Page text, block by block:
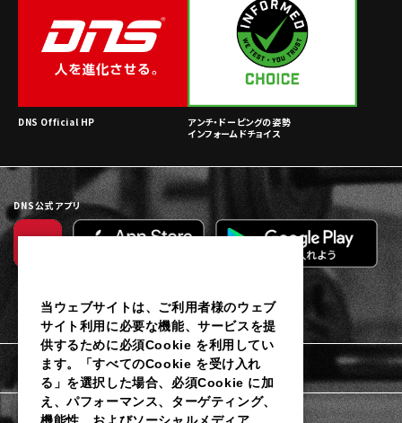
DNS Official HP
アンチ・ドーピングの姿勢
インフォームドチョイス
DNS公式アプリ
利用規約
個人情報保護に関するご通知
当ウェブサイトは、ご利用者様のウェブ
サイト利用に必要な機能、サービスを提
供するために必須Cookie を利用してい
ます。「すべてのCookie を受け入れ
る」を選択した場合、必須Cookie に加
え、パフォーマンス、ターゲティング、
機能性、およびソーシャルメディア